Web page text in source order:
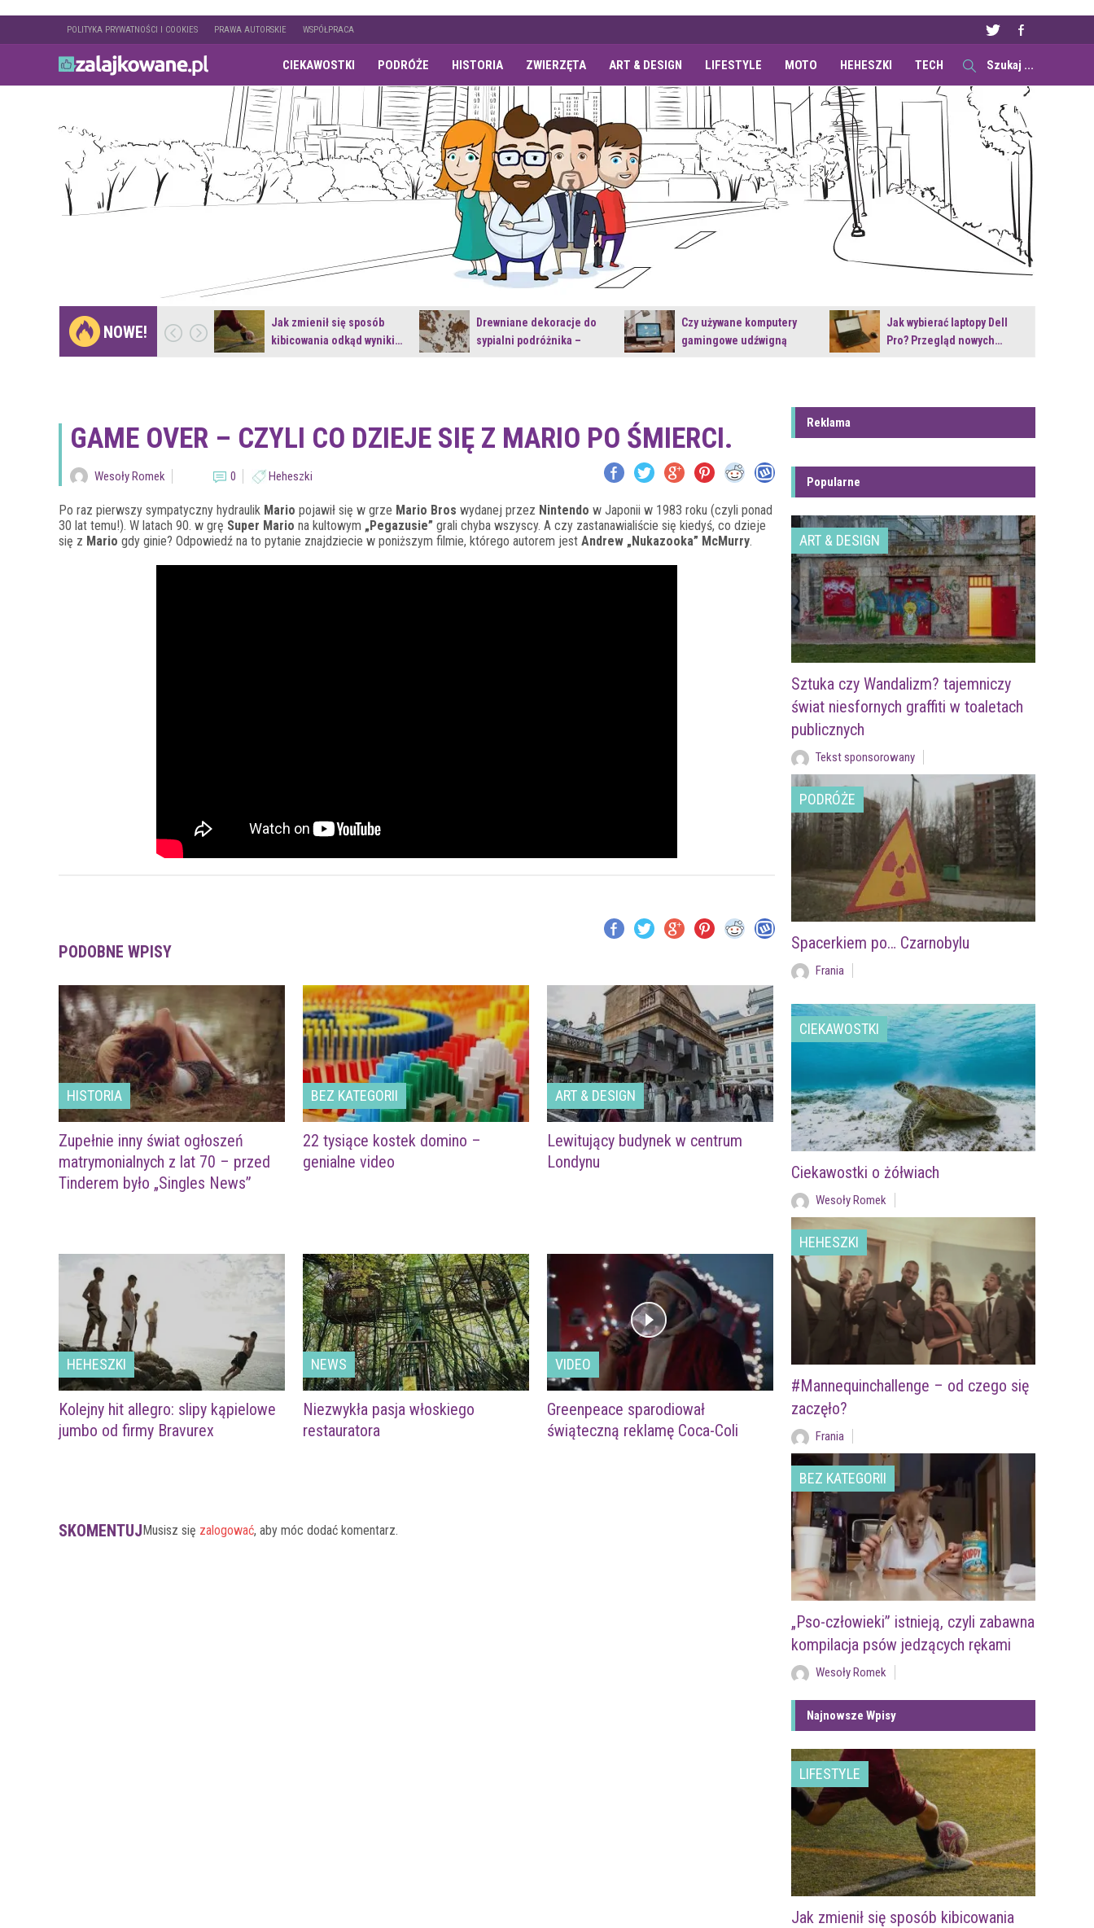
POLITYKA PRYWATNOŚCI I COOKIES PRAWA AUTORSKIE WSPÓŁPRACA
CIEKAWOSTKI PODRÓŻE HISTORIA ZWIERZĘTA ART & DESIGN LIFESTYLE MOTO HEHESZKI TECH
NOWE!
Gdzie pojechać na
weekend z naturą w…
Jak zmienił się sposób
kibicowania odkąd wyniki…
Drewniane dekoracje do
sypialni podróżnika –
Czy używane komputery
gamingowe udźwigną
Jak wybierać laptopy Dell
Pro? Przegląd nowych…
GAME OVER – CZYLI CO DZIEJE SIĘ Z MARIO PO ŚMIERCI.
Wesoły Romek 0 Heheszki
Po raz pierwszy sympatyczny hydraulik Mario pojawił się w grze Mario Bros wydanej przez Nintendo w Japonii w 1983 roku (czyli ponad
30 lat temu!). W latach 90. w grę Super Mario na kultowym „Pegazusie” grali chyba wszyscy. A czy zastanawialiście się kiedyś, co dzieje
się z Mario gdy ginie? Odpowiedź na to pytanie znajdziecie w poniższym filmie, którego autorem jest Andrew „Nukazooka” McMurry.
PODOBNE WPISY
HISTORIA
Zupełnie inny świat ogłoszeń
matrymonialnych z lat 70 – przed
Tinderem było „Singles News”
BEZ KATEGORII
22 tysiące kostek domino –
genialne video
ART & DESIGN
Lewitujący budynek w centrum
Londynu
HEHESZKI
Kolejny hit allegro: slipy kąpielowe
jumbo od firmy Bravurex
NEWS
Niezwykła pasja włoskiego
restauratora
VIDEO
Greenpeace sparodiował
świąteczną reklamę Coca-Coli
SKOMENTUJMusisz się zalogować, aby móc dodać komentarz.
Reklama
Popularne
ART & DESIGN
Sztuka czy Wandalizm? tajemniczy
świat niesfornych graffiti w toaletach
publicznych
Tekst sponsorowany
PODRÓŻE
Spacerkiem po… Czarnobylu
Frania
CIEKAWOSTKI
Ciekawostki o żółwiach
Wesoły Romek
HEHESZKI
#Mannequinchallenge – od czego się
zaczęło?
Frania
BEZ KATEGORII
„Pso-człowieki” istnieją, czyli zabawna
kompilacja psów jedzących rękami
Wesoły Romek
Najnowsze Wpisy
LIFESTYLE
Jak zmienił się sposób kibicowania